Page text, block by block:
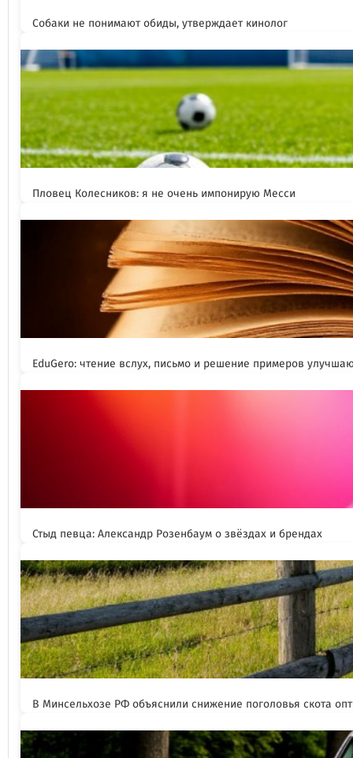
Собаки не понимают обиды, утверждает кинолог
Пловец Колесников: я не очень импонирую Месси
EduGero: чтение вслух, письмо и решение примеров
Стыд певца: Александр Розенбаум о звёздах и брендах
В Минсельхозе РФ объяснили снижение поголовья скота